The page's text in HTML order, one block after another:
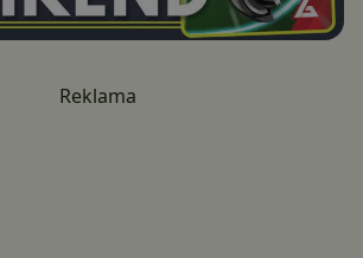
Reklama